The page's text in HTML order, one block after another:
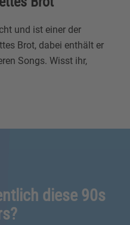
und ist einer der
Brot, dabei enthält er
Songs. Wisst ihr,
diese 90s